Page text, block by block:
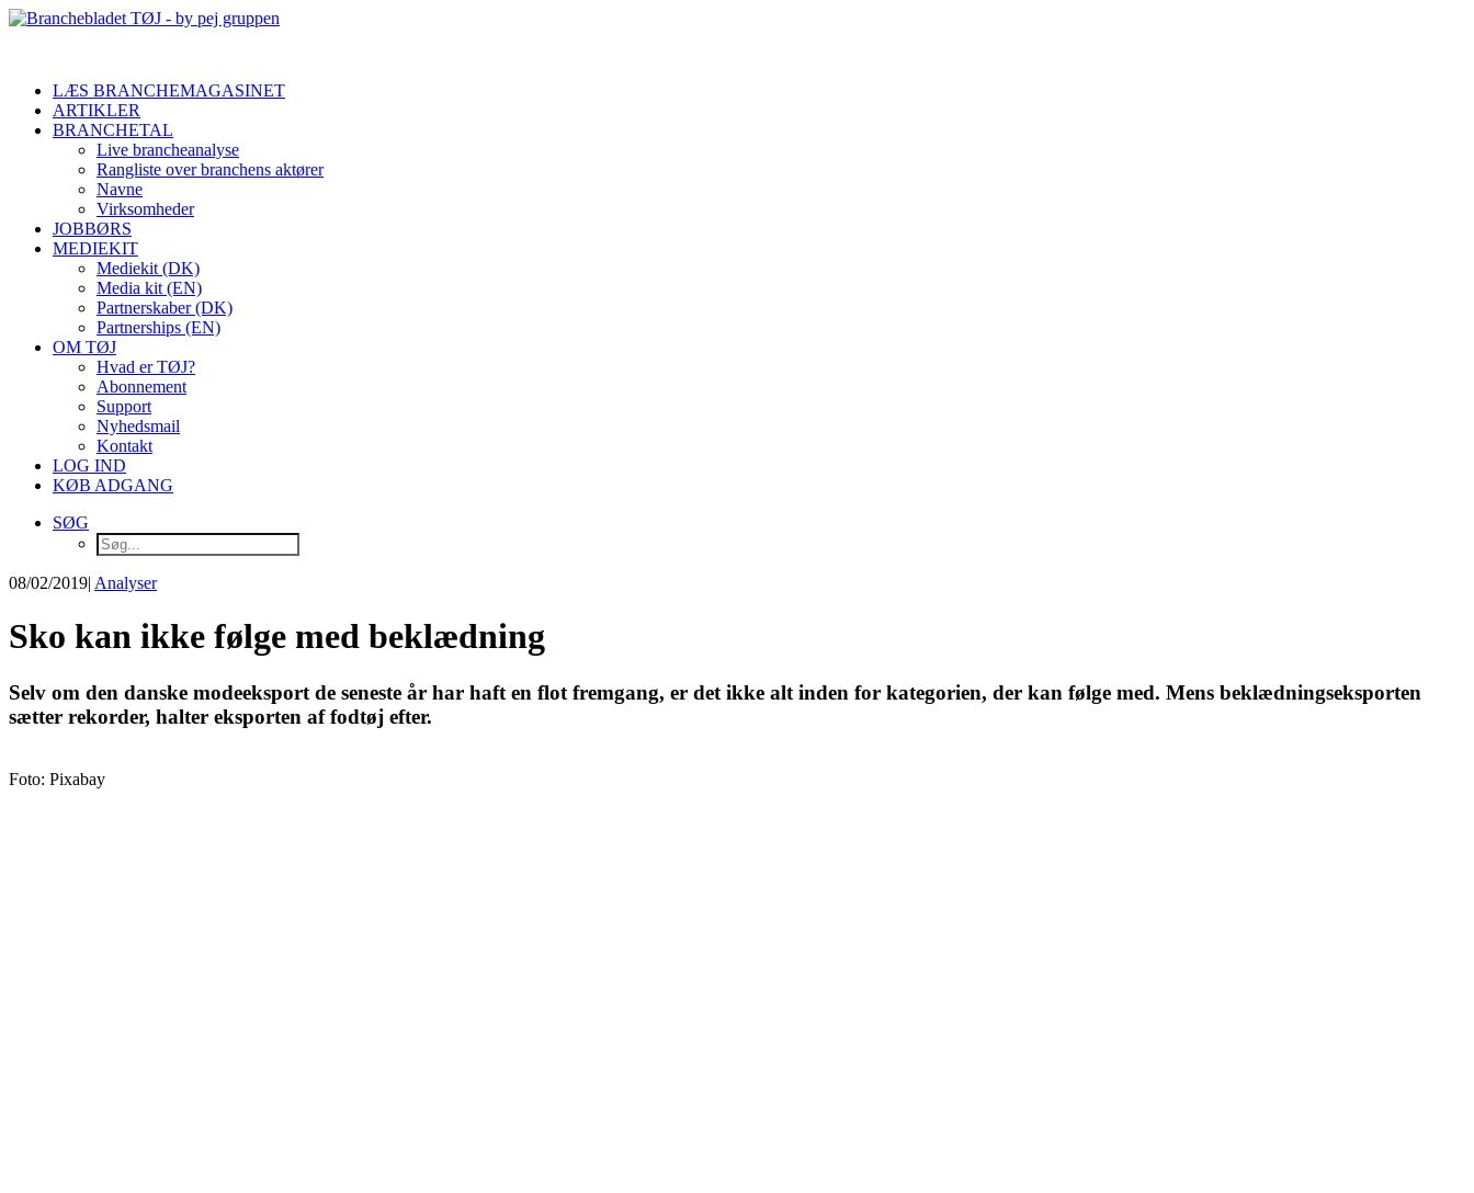
LÆS BRANCHEMAGASINET
ARTIKLER
BRANCHETAL
Live brancheanalyse
Rangliste over branchens aktører
Navne
Virksomheder
JOBBØRS
MEDIEKIT
Mediekit (DK)
Media kit (EN)
Partnerskaber (DK)
Partnerships (EN)
OM TØJ
Hvad er TØJ?
Abonnement
Support
Nyhedsmail
Kontakt
LOG IND
KØB ADGANG
SØG
08/02/2019| Analyser
Sko kan ikke følge med beklædning
Selv om den danske modeeksport de seneste år har haft en flot fremgang, er det ikke alt inden for kategorien, der kan følge med. Mens beklædningseksporten
sætter rekorder, halter eksporten af fodtøj efter.
Foto: Pixabay